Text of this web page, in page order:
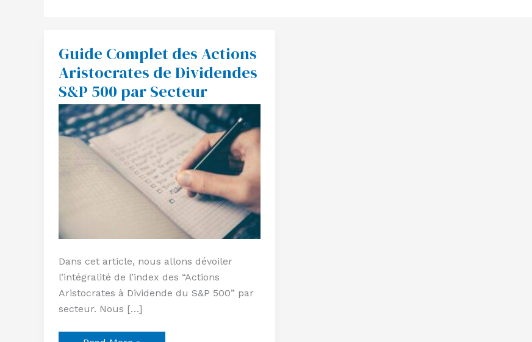
Guide Complet des Actions
Aristocrates de Dividendes
S&P 500 par Secteur
Dans cet article, nous allons dévoiler
l’intégralité de l’index des “Actions
Aristocrates à Dividende du S&P 500” par
secteur. Nous […]
Guide
Complet
des
Actions
Aristocrates
de
Dividendes
S&P
500
par
Secteur